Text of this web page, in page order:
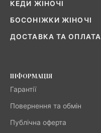
КЕДИ ЖІНОЧІ
БОСОНІЖКИ ЖІНОЧІ
ДОСТАВКА ТА ОПЛАТА
ІНФОРМАЦІЯ
Гарантії
Повернення та обмін
Публічна оферта